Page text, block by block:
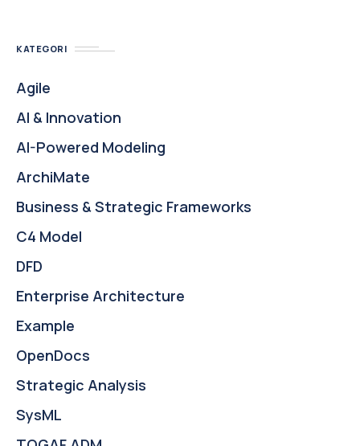
KATEGORI
Agile
AI & Innovation
AI-Powered Modeling
ArchiMate
Business & Strategic Frameworks
C4 Model
DFD
Enterprise Architecture
Example
OpenDocs
Strategic Analysis
SysML